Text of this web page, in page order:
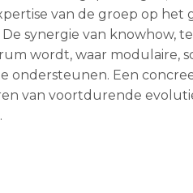
van de groep op het
synergie van knowhow,
wordt, waar modulaire,
ondersteunen. Een
van voortdurende